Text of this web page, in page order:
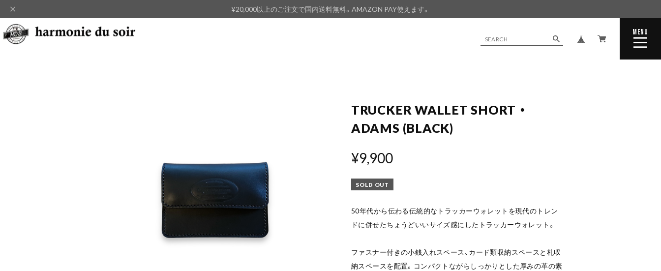
¥20,000以上のご注文で国内送料無料。AMAZON PAY使えます。
MENU
CLOSE
TRUCKER WALLET SHORT ・
ADAMS (BLACK)
¥9,900
SOLD OUT
50年代から伝わる伝統的なトラッカーウォレットを現代のトレン
ドに併せたちょうどいいサイズ感にしたトラッカーウォレット。
ファスナー付きの小銭入れスペース、カード類収納スペースと札収
納スペースを配置。コンパクトながらしっかりとした厚みの革の素